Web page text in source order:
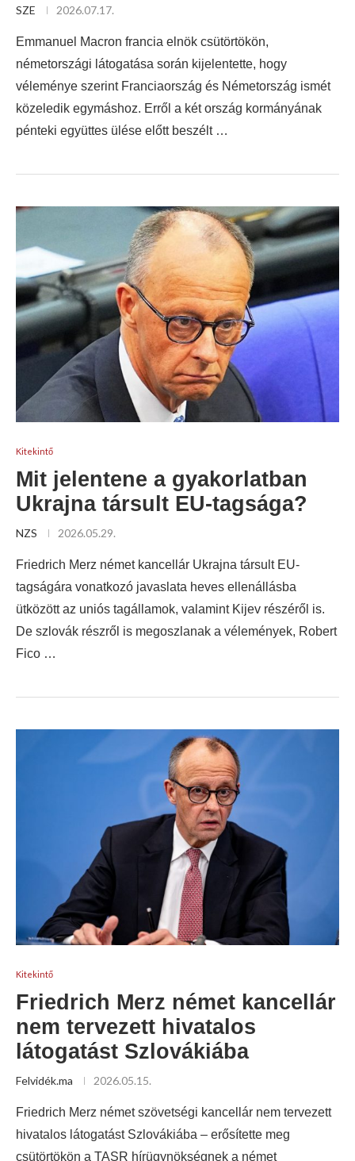
SZE 2026.07.17.
Emmanuel Macron francia elnök csütörtökön,
németországi látogatása során kijelentette, hogy
véleménye szerint Franciaország és Németország ismét
közeledik egymáshoz. Erről a két ország kormányának
pénteki együttes ülése előtt beszélt …
Kitekintő
Mit jelentene a gyakorlatban
Ukrajna társult EU-tagsága?
NZS 2026.05.29.
Friedrich Merz német kancellár Ukrajna társult EU-
tagságára vonatkozó javaslata heves ellenállásba
ütközött az uniós tagállamok, valamint Kijev részéről is.
De szlovák részről is megoszlanak a vélemények, Robert
Fico …
Kitekintő
Friedrich Merz német kancellár
nem tervezett hivatalos
látogatást Szlovákiába
Felvidék.ma 2026.05.15.
Friedrich Merz német szövetségi kancellár nem tervezett
hivatalos látogatást Szlovákiába – erősítette meg
csütörtökön a TASR hírügynökségnek a német